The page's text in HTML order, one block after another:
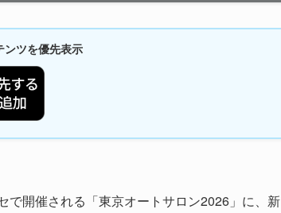
ツを優先表示
で開催される「東京オートサロン2026」に、新